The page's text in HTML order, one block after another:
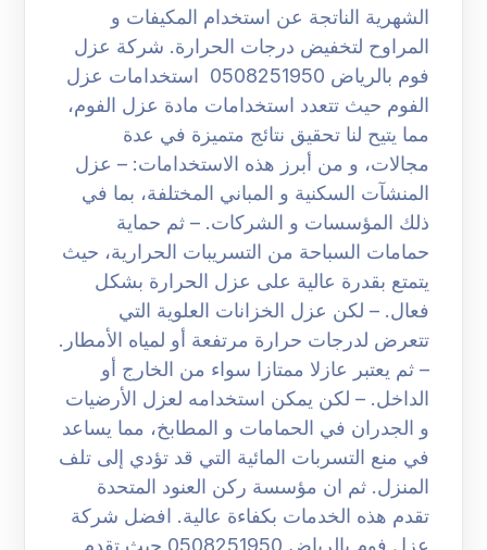
الشهرية الناتجة عن استخدام المكيفات و
المراوح لتخفيض درجات الحرارة. شركة عزل
فوم بالرياض 0508251950 استخدامات عزل
الفوم حيث تتعدد استخدامات مادة عزل الفوم،
مما يتيح لنا تحقيق نتائج متميزة في عدة
مجالات، و من أبرز هذه الاستخدامات: – عزل
المنشآت السكنية و المباني المختلفة، بما في
ذلك المؤسسات و الشركات. – ثم حماية
حمامات السباحة من التسريبات الحرارية، حيث
يتمتع بقدرة عالية على عزل الحرارة بشكل
فعال. – لكن عزل الخزانات العلوية التي
تتعرض لدرجات حرارة مرتفعة أو لمياه الأمطار.
– ثم يعتبر عازلا ممتازا سواء من الخارج أو
الداخل. – لكن يمكن استخدامه لعزل الأرضيات
و الجدران في الحمامات و المطابخ، مما يساعد
في منع التسربات المائية التي قد تؤدي إلى تلف
المنزل. ثم ان مؤسسة ركن العنود المتحدة
تقدم هذه الخدمات بكفاءة عالية. افضل شركة
عزل فوم بالرياض 0508251950 حيث تقدم